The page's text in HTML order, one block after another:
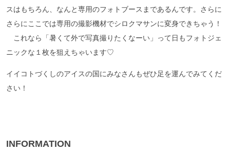
スはもちろん、なんと専用のフォトブースまであるんです。さらに
さらにここでは専用の撮影機材でシロクマサンに変身できちゃう！
これなら「暑くて外で写真撮りたくなーい」って日もフォトジェ
ニックな１枚を狙えちゃいます♡
イイコトづくしのアイスの国にみなさんもぜひ足を運んでみてくだ
さい！
INFORMATION